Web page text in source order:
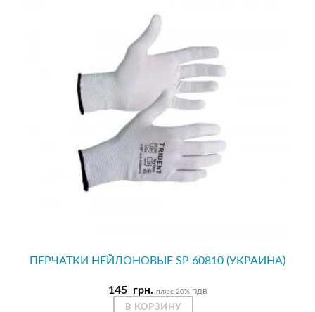
ПЕРЧАТКИ НЕЙЛОНОВЫЕ SP 60810 (УКРАИНА)
145 грн. плюс 20% ПДВ
В КОРЗИНУ